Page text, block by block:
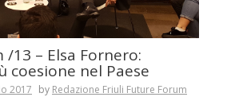
13 – Elsa Fornero:
coesione nel Paese
2017 by Redazione Friuli Future Forum